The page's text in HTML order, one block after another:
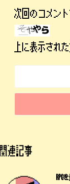
次回のコメン
上に表示され
関連記事
RPG